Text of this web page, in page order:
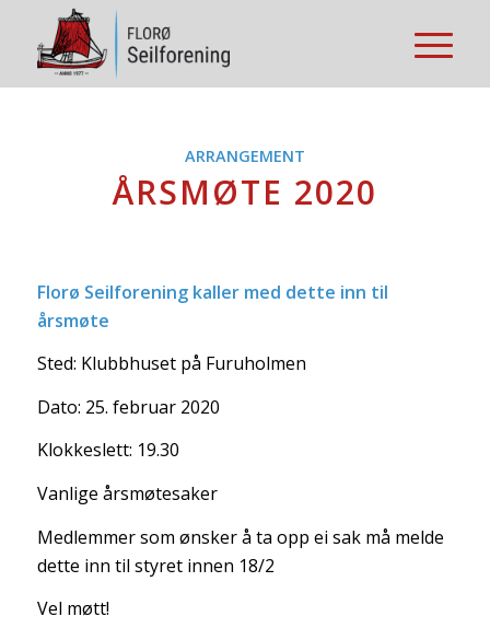
ARRANGEMENT
ÅRSMØTE 2020
Florø Seilforening kaller med dette inn til
årsmøte
Sted: Klubbhuset på Furuholmen
Dato: 25. februar 2020
Klokkeslett: 19.30
Vanlige årsmøtesaker
Medlemmer som ønsker å ta opp ei sak må melde
dette inn til styret innen 18/2
Vel møtt!